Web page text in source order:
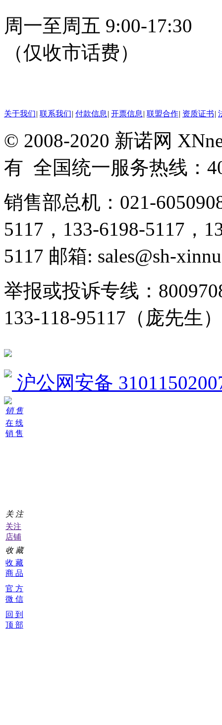
周一至周五 9:00-17:30
（仅收市话费）
关于我们| 联系我们| 付款信息 | 开票信息 | 联盟合作| 资质证书|
© 2008-2020 新诺网
有 全国统一服务热线：
销售部总机：021-
5117，133-6198-5117，
5117 邮箱: sales@sh-
举报或投诉专线：
133-118-95117（庞先生）
沪公网安备
销 售
在 线
销 售
关 注
关注
店铺
收 藏
收 藏
商 品
官 方
微 信
回 到
顶 部